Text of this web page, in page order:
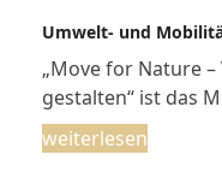
Umwelt- und
„Move for Nature
gestalten“ ist das
weiterlesen